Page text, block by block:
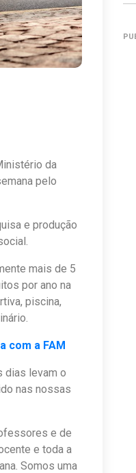
da
pelo
e produção
mais de 5
por ano na
piscina,
com a FAM
dias levam o
nas nossas
e de
e toda a
Somos uma